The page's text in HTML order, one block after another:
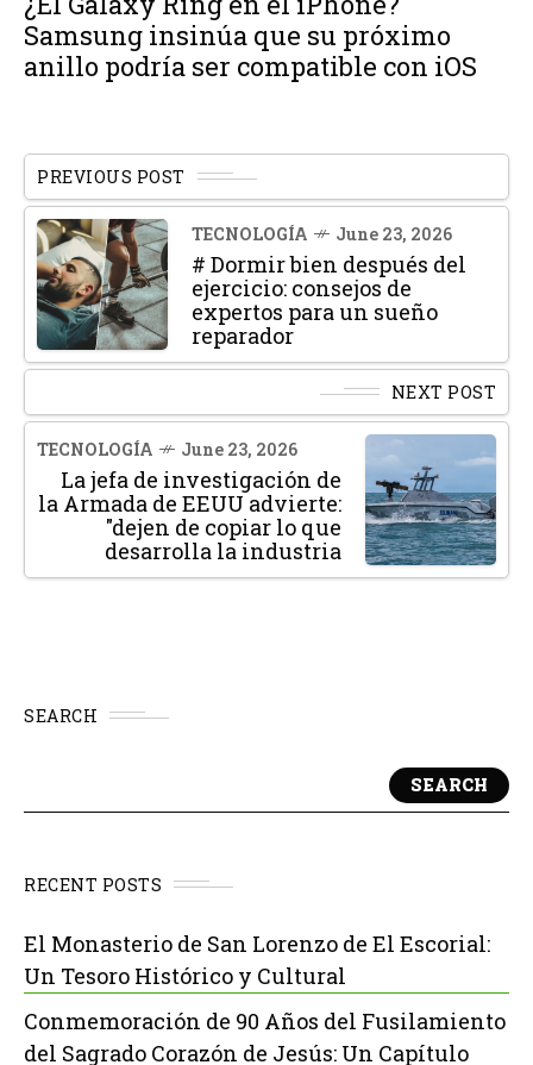
Samsung insinúa que su próximo
anillo podría ser compatible con iOS
PREVIOUS POST
TECNOLOGÍA June 23, 2026
# Dormir bien después del
ejercicio: consejos de
expertos para un sueño
reparador
NEXT POST
TECNOLOGÍA June 23, 2026
La jefa de investigación de
la Armada de EEUU advierte:
"dejen de copiar lo que
desarrolla la industria
SEARCH
SEARCH
RECENT POSTS
El Monasterio de San Lorenzo de El Escorial:
Un Tesoro Histórico y Cultural
Conmemoración de 90 Años del Fusilamiento
del Sagrado Corazón de Jesús: Un Capítulo